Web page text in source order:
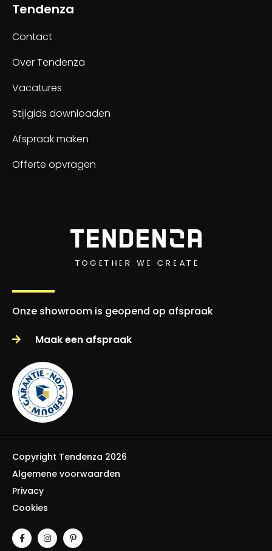
Tendenza
Contact
Over Tendenza
Vacatures
Stijlgids downloaden
Afspraak maken
Offerte opvragen
Onze showroom is geopend op afspraak
Maak een afspraak
Copyright Tendenza 2026
Algemene voorwaarden
Privacy
Cookies